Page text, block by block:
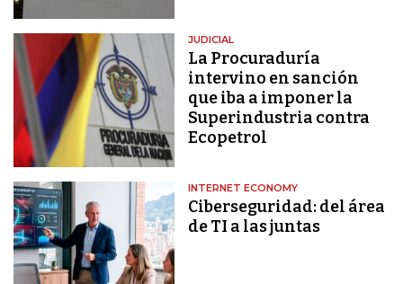
JUDICIAL
La Procuraduría
intervino en sanción
que iba a imponer la
Superindustria contra
Ecopetrol
INTERNET ECONOMY
Ciberseguridad: del área
de TI a las juntas